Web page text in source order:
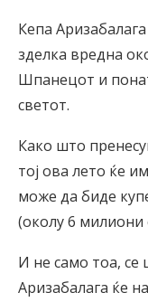
Кепа
зделка вредна
Шпанецот и
светот.
Како што
тој ова лето ќе
може да биде
(околу 6 милиони
И не само тоа, се
Аризабалага ќе